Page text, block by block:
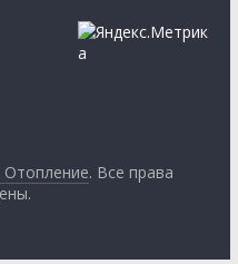
Отопление. Все права